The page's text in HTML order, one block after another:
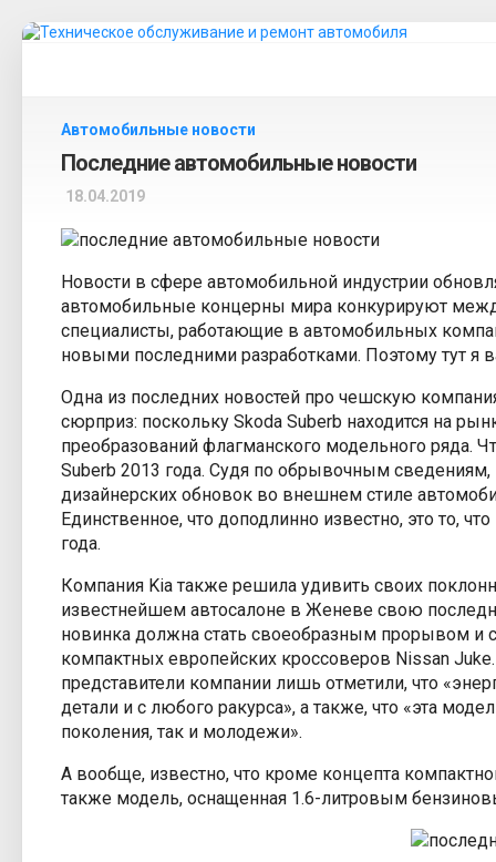
Диагностика автомобиля
Обслуживание автомобиля
Ремонт автомобиля
Устройство автомобиля
Эксплуатация автомобиля
Автовождение
Тюнинг автомобиля
Аксессуары для авто
Шины и диски
Карта сайта
Автомобильные новости
Последние автомобильные новости
18.04.2019
Новости в сфере автомобильной индустрии
автомобильные концерны мира конкурируют
специалисты, работающие в автомобильных
новыми последними разработками. Поэтому тут я
Одна из последних новостей про чешскую
сюрприз: поскольку Skoda Suberb находится на
преобразований флагманского модельного
Suberb 2013 года. Судя по обрывочным
дизайнерских обновок во внешнем стиле
Единственное, что доподлинно известно, это то,
года.
Компания Kia также решила удивить своих
известнейшем автосалоне в Женеве свою
новинка должна стать своеобразным прорывом и
компактных европейских кроссоверов Nissan
представители компании лишь отметили, что
детали и с любого ракурса», а также, что «эта
поколения, так и молодежи».
А вообще, известно, что кроме концепта
также модель, оснащенная 1.6-литровым